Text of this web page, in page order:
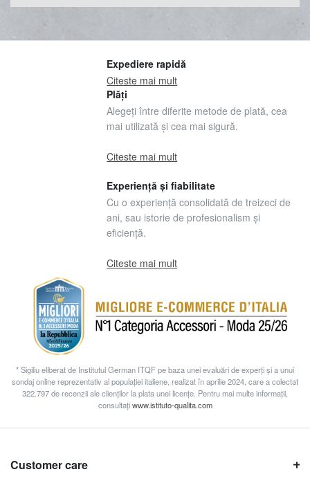
Expediere rapidă
Citeste mai mult
Plăți
Alegeți între diferite metode de plată, cea
mai utilizată și cea mai sigură.
Citeste mai mult
Experiență și fiabilitate
Cu o experiență consolidată de treizeci de
ani, sau istorie de profesionalism și
eficiență.
Citeste mai mult
* Sigiliu eliberat de Institutul German ITQF pe baza unei evaluări de experți și a unui
sondaj online reprezentativ al populației italiene, realizat în aprilie 2024, care a colectat
322.797 de recenzii ale clienților la plata unei licențe. Pentru mai multe informații,
consultațiwww.istituto-qualita.com
Customer care